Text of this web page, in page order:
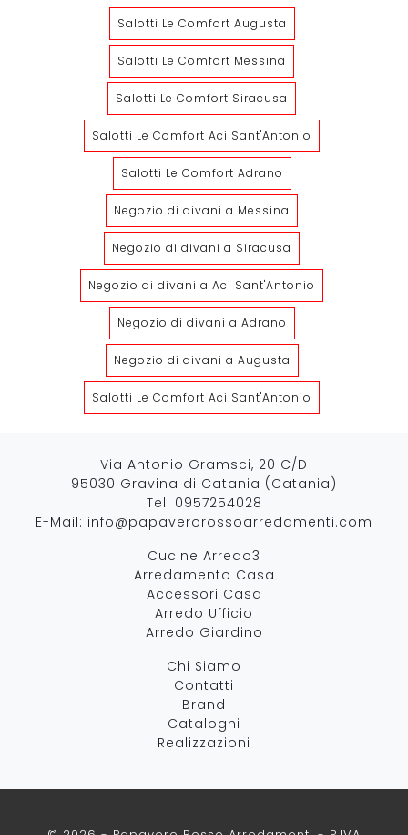
Salotti Le Comfort Augusta
Salotti Le Comfort Messina
Salotti Le Comfort Siracusa
Salotti Le Comfort Aci Sant'Antonio
Salotti Le Comfort Adrano
Negozio di divani a Messina
Negozio di divani a Siracusa
Negozio di divani a Aci Sant'Antonio
Negozio di divani a Adrano
Negozio di divani a Augusta
Salotti Le Comfort Aci Sant'Antonio
Via Antonio Gramsci, 20 C/D
95030 Gravina di Catania (Catania)
Tel: 0957254028
E-Mail: info@papaverorossoarredamenti.com
Cucine Arredo3
Arredamento Casa
Accessori Casa
Arredo Ufficio
Arredo Giardino
Chi Siamo
Contatti
Brand
Cataloghi
Realizzazioni